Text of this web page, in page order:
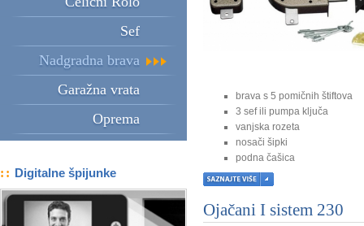
Sef
Nadgradna brava
Garažna vrata
Oprema
:: Digitalne špijunke
brava s 5 pomičnih štiftova
3 sef ili pumpa ključa
vanjska rozeta
nosači šipki
podna čašica
prstenovi
4 okomite šipke
1 vodoravna šipka
Ojačani I sistem 230